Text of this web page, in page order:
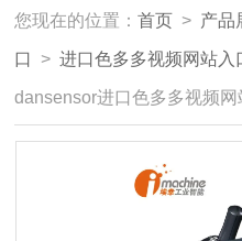
您现在的位置：首页 > 产品
口 >进口色多多视频网站入
dansensor进口色多多视频网